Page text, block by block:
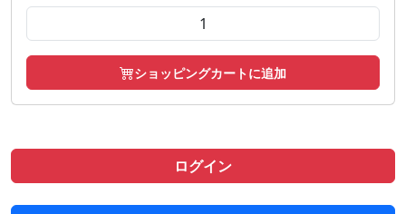
ショッピングカートに追加
ログイン